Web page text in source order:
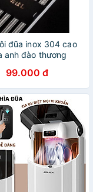
đũa inox 304 cao
anh đào thương
99.000 đ